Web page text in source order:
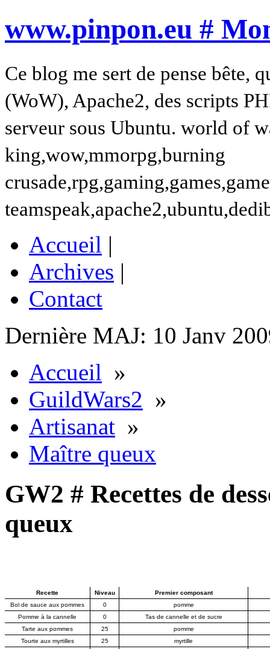
www.pinpon.eu #
Ce blog me sert de pense bête,
(WoW), Apache2, des scripts
serveur sous Ubuntu. world of
king,wow,mmorpg,burning
Accueil |
Archives |
Contact
Dernière MAJ: 10 Janv
Accueil »
GuildWars2 »
Artisanat »
Maître queux
GW2 # Recettes de
queux
Recette Niveau
Premier composant
Bol de sauce aux pommes
0
pomme
Pomme à la cannelle
0
Tas de cannelle et de sucre
Tarte aux pommes
25
pomme
Tourte aux myrtilles
25
myrtille